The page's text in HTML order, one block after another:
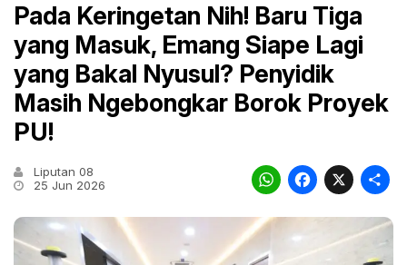
Pada Keringetan Nih! Baru Tiga
yang Masuk, Emang Siape Lagi
yang Bakal Nyusul? Penyidik
Masih Ngebongkar Borok Proyek
PU!
Liputan 08
25 Jun 2026
X